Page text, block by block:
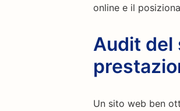
online e il
Audit del
Un sito web ben